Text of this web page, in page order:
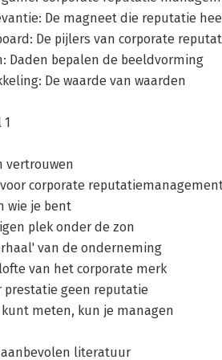
De magneet die reputatie
De pijlers van corporate
Daden bepalen de beeldvorming
De waarde van waarden
vertrouwen
corporate
wie je bent
plek onder de zon
van de onderneming
van het corporate merk
prestatie geen reputatie
kunt meten, kun je managen
literatuur